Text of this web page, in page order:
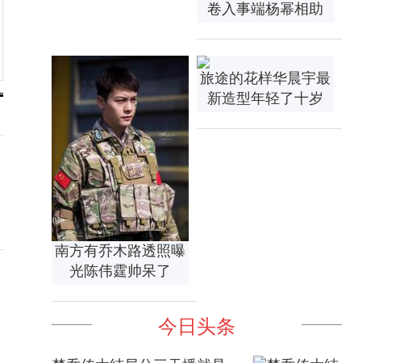
卷入事端杨幂相助
南方有乔木路透照曝
光陈伟霆帅呆了
旅途的花样华晨宇最
新造型年轻了十岁
今日头条